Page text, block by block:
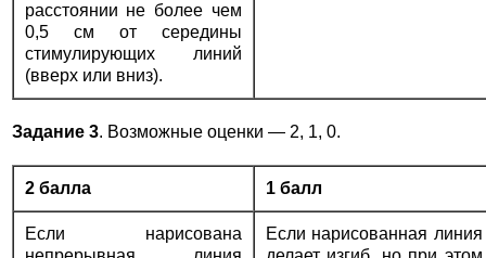
расстоянии не более чем
0,5 см от середины
стимулирующих линий
(вверх или вниз).
Задание 3. Возможные оценки — 2, 1, 0.
2 балла 1 балл
Если нарисована
Если нарисованная линия